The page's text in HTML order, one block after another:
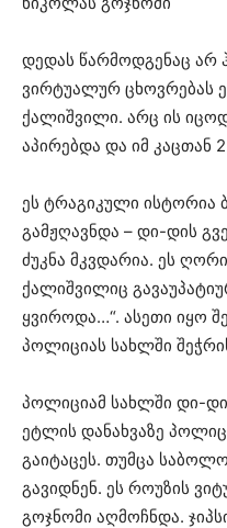
დედას წარმოდგენაც არ
ვირტუალურ ცხოვრებას
ქალიშვილი. არც ის
აპირებდა და იმ კაცთან
ეს ტრაგიკული
გამჟღავნდა – დი-დის
ძუკნა მკვდარია. ეს
ქალიშვილიც
ყვიროდა…“. ასეთი იყო
პოლიციას სახლში
პოლიციამ სახლში დი-
ეტლის დანახვაზე
გაიტაცეს. თუმცა
გავიდნენ. ეს როუზის
გოჯნომი აღმოჩნდა.